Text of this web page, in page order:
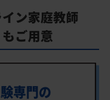
ン家庭教師
ご用意
専門の